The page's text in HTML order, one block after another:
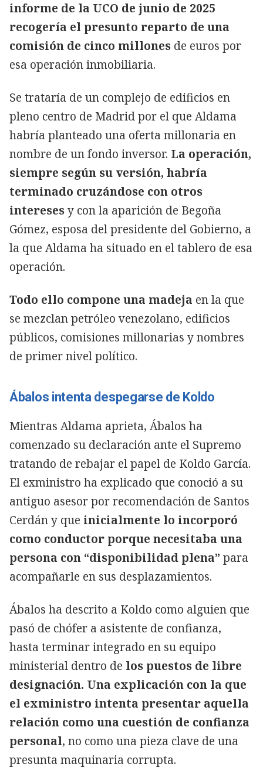
informe de la UCO de junio de 2025
recogería el presunto reparto de una
comisión de cinco millones de euros por
esa operación inmobiliaria.
Se trataría de un complejo de edificios en
pleno centro de Madrid por el que Aldama
habría planteado una oferta millonaria en
nombre de un fondo inversor. La operación,
siempre según su versión, habría
terminado cruzándose con otros
interesesy con la aparición de Begoña
Gómez, esposa del presidente del Gobierno, a
la que Aldama ha situado en el tablero de esa
operación.
Todo ello compone una madeja en la que
se mezclan petróleo venezolano, edificios
públicos, comisiones millonarias y nombres
de primer nivel político.
Ábalos intenta despegarse de Koldo
Mientras Aldama aprieta, Ábalos ha
comenzado su declaración ante el Supremo
tratando de rebajar el papel de Koldo García.
El exministro ha explicado que conoció a su
antiguo asesor por recomendación de Santos
Cerdán y que inicialmente lo incorporó
como conductor porque necesitaba una
persona con “disponibilidad plena” para
acompañarle en sus desplazamientos.
Ábalos ha descrito a Koldo como alguien que
pasó de chófer a asistente de confianza,
hasta terminar integrado en su equipo
ministerial dentro de los puestos de libre
designación. Una explicación con la que
el exministro intenta presentar aquella
relación como una cuestión de confianza
personal, no como una pieza clave de una
presunta maquinaria corrupta.